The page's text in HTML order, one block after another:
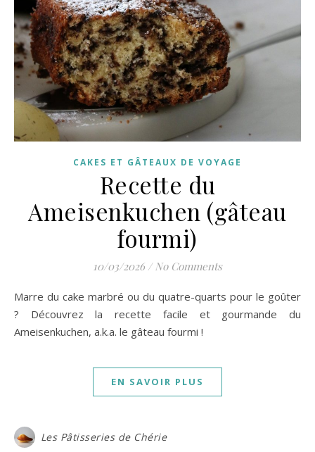
CAKES ET GÂTEAUX DE VOYAGE
Recette du
Ameisenkuchen (gâteau
fourmi)
10/03/2026 / No Comments
Marre du cake marbré ou du quatre-quarts pour le goûter
? Découvrez la recette facile et gourmande du
Ameisenkuchen, a.k.a. le gâteau fourmi !
EN SAVOIR PLUS
Les Pâtisseries de Chérie